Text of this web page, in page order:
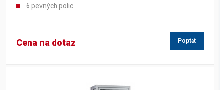
6 pevných polic
Cena na dotaz Poptat